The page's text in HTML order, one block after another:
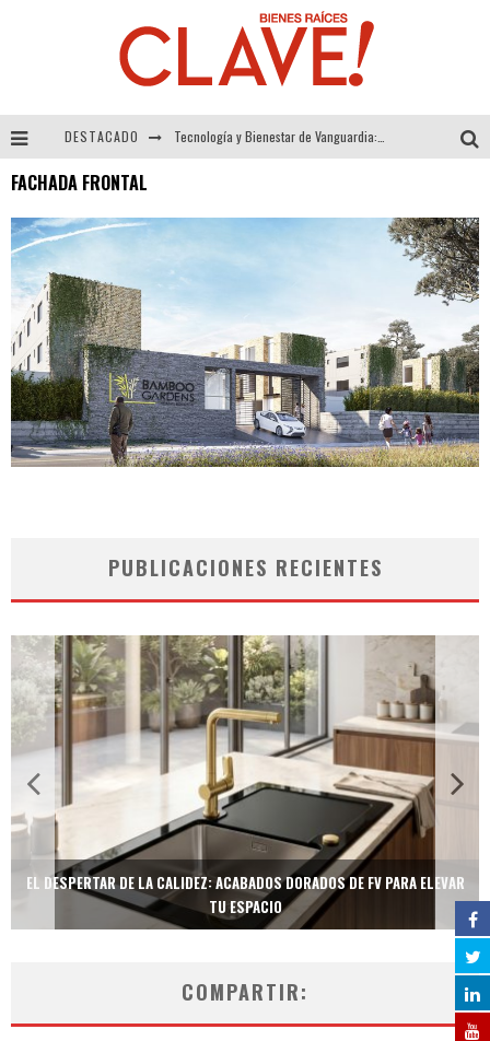
DESTACADO
Alexandra Bedoya – La Constancia detrás de La Paletería
FACHADA FRONTAL
PUBLICACIONES RECIENTES
EL DESPERTAR DE LA CALIDEZ: ACABADOS DORADOS DE FV PARA ELEVAR
TU ESPACIO
COMPARTIR: